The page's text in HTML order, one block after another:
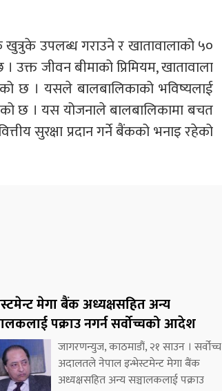
उपलब्ध गराउने र खातावालाको ५०
जीवन बीमाको प्रिमियम, खातावाला
छ । यसले बालबालिकाको भविष्यलाई
छ । यस योजनाले बालबालिकामा बचत
सुरक्षा प्रदान गर्ने बैंकको भनाइ रहेको
मेगा बैंक अध्यक्षसहित अन्य
पक्राउ नगर्न सर्वोच्चको आदेश
जागरणन्युज, काठमाडौं, २१ साउन । सर्वोच्च
अदालतले नेपाल इन्भेस्टमेन्ट मेगा बैंक
अध्यक्षसहित अन्य सञ्चालकलाई पक्राउ